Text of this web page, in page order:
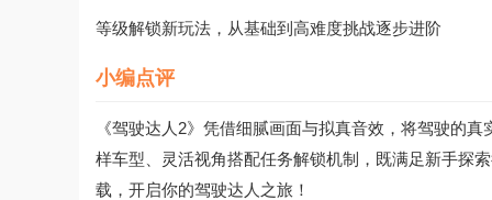
等级解锁新玩法，从基础到高难度挑战逐步进阶
小编点评
《驾驶达人2》凭借细腻画面与拟真音效，将驾驶的
样车型、灵活视角搭配任务解锁机制，既满足新手探
载，开启你的驾驶达人之旅！